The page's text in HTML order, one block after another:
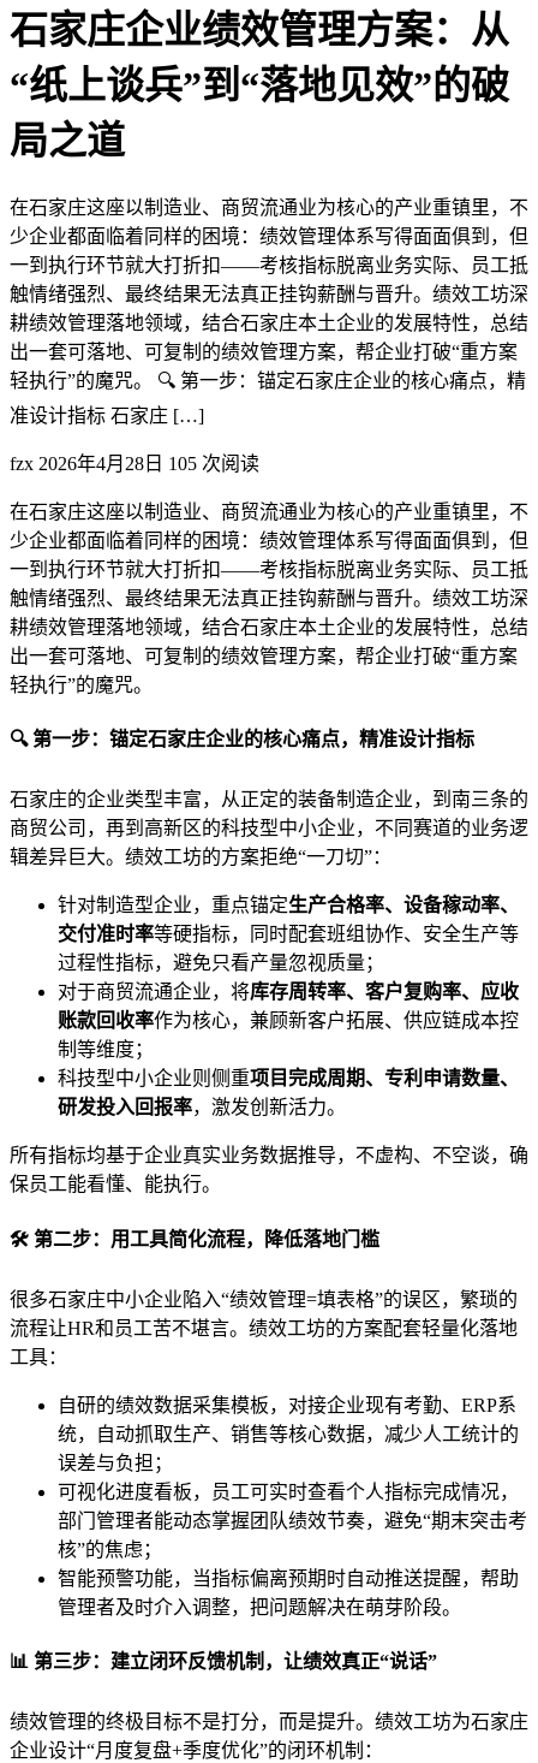
石家庄企业绩效管理方案：从
“纸上谈兵”到“落地见效”的破
局之道
在石家庄这座以制造业、商贸流通业为核心的产业重镇里，不
少企业都面临着同样的困境：绩效管理体系写得面面俱到，但
一到执行环节就大打折扣——考核指标脱离业务实际、员工抵
触情绪强烈、最终结果无法真正挂钩薪酬与晋升。绩效工坊深
耕绩效管理落地领域，结合石家庄本土企业的发展特性，总结
出一套可落地、可复制的绩效管理方案，帮企业打破“重方案
轻执行”的魔咒。 🔍 第一步：锚定石家庄企业的核心痛点，精
准设计指标 石家庄 […]
fzx 2026年4月28日 105 次阅读
在石家庄这座以制造业、商贸流通业为核心的产业重镇里，不
少企业都面临着同样的困境：绩效管理体系写得面面俱到，但
一到执行环节就大打折扣——考核指标脱离业务实际、员工抵
触情绪强烈、最终结果无法真正挂钩薪酬与晋升。绩效工坊深
耕绩效管理落地领域，结合石家庄本土企业的发展特性，总结
出一套可落地、可复制的绩效管理方案，帮企业打破“重方案
轻执行”的魔咒。
🔍 第一步：锚定石家庄企业的核心痛点，精准设计指标
石家庄的企业类型丰富，从正定的装备制造企业，到南三条的
商贸公司，再到高新区的科技型中小企业，不同赛道的业务逻
辑差异巨大。绩效工坊的方案拒绝“一刀切”：
针对制造型企业，重点锚定生产合格率、设备稼动率、
交付准时率等硬指标，同时配套班组协作、安全生产等
过程性指标，避免只看产量忽视质量；
对于商贸流通企业，将库存周转率、客户复购率、应收
账款回收率作为核心，兼顾新客户拓展、供应链成本控
制等维度；
科技型中小企业则侧重项目完成周期、专利申请数量、
研发投入回报率，激发创新活力。
所有指标均基于企业真实业务数据推导，不虚构、不空谈，确
保员工能看懂、能执行。
🛠️ 第二步：用工具简化流程，降低落地门槛
很多石家庄中小企业陷入“绩效管理=填表格”的误区，繁琐的
流程让HR和员工苦不堪言。绩效工坊的方案配套轻量化落地
工具：
自研的绩效数据采集模板，对接企业现有考勤、ERP系
统，自动抓取生产、销售等核心数据，减少人工统计的
误差与负担；
可视化进度看板，员工可实时查看个人指标完成情况，
部门管理者能动态掌握团队绩效节奏，避免“期末突击考
核”的焦虑；
智能预警功能，当指标偏离预期时自动推送提醒，帮助
管理者及时介入调整，把问题解决在萌芽阶段。
📊 第三步：建立闭环反馈机制，让绩效真正“说话”
绩效管理的终极目标不是打分，而是提升。绩效工坊为石家庄
企业设计“月度复盘+季度优化”的闭环机制：